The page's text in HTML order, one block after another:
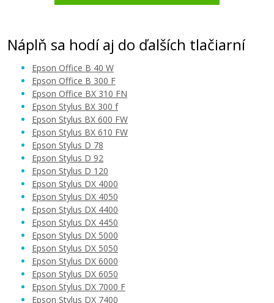
4,90 €
Sada kompatibilných náplní s EPSON
T0711H
Súprava kompatibilných náplní
Náplň sa hodí aj do ďalších tlačiarní
Epson Office B 40 W
Epson Office B 300 F
Epson Office BX 310 FN
Epson Stylus BX 300 f
Epson Stylus BX 600 FW
Epson Stylus BX 610 FW
Epson Stylus D 78
Epson Stylus D 92
Epson Stylus D 120
Epson Stylus DX 4000
Epson Stylus DX 4050
Epson Stylus DX 4400
Epson Stylus DX 4450
Epson Stylus DX 5000
Epson Stylus DX 5050
Epson Stylus DX 6000
Epson Stylus DX 6050
Epson Stylus DX 7000 F
Epson Stylus DX 7400